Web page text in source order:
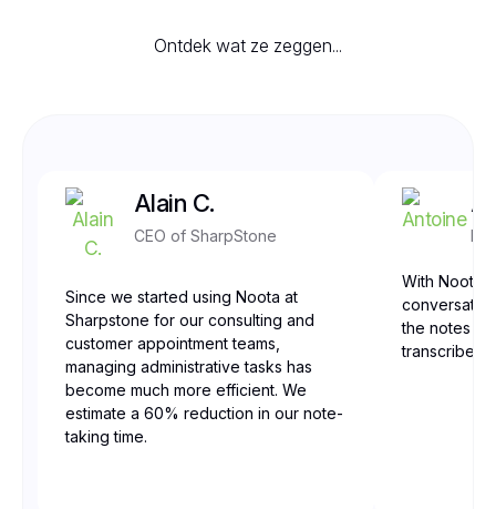
Ontdek wat ze zeggen...
Alain C.
CEO of SharpStone
Since we started using Noota at
Sharpstone for our consulting and
customer appointment teams,
managing administrative tasks has
become much more efficient. We
estimate a 60% reduction in our note-
taking time.
With Noota,
the notes
transcribed,